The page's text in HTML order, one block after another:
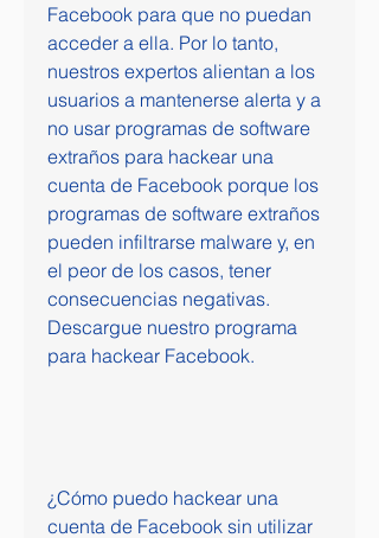
Facebook para que no puedan
acceder a ella. Por lo tanto,
nuestros expertos alientan a los
usuarios a mantenerse alerta y a
no usar programas de software
extraños para hackear una
cuenta de Facebook porque los
programas de software extraños
pueden infiltrarse malware y, en
el peor de los casos, tener
consecuencias negativas.
Descargue nuestro programa
para hackear Facebook.
¿Cómo puedo hackear una
cuenta de Facebook sin utilizar